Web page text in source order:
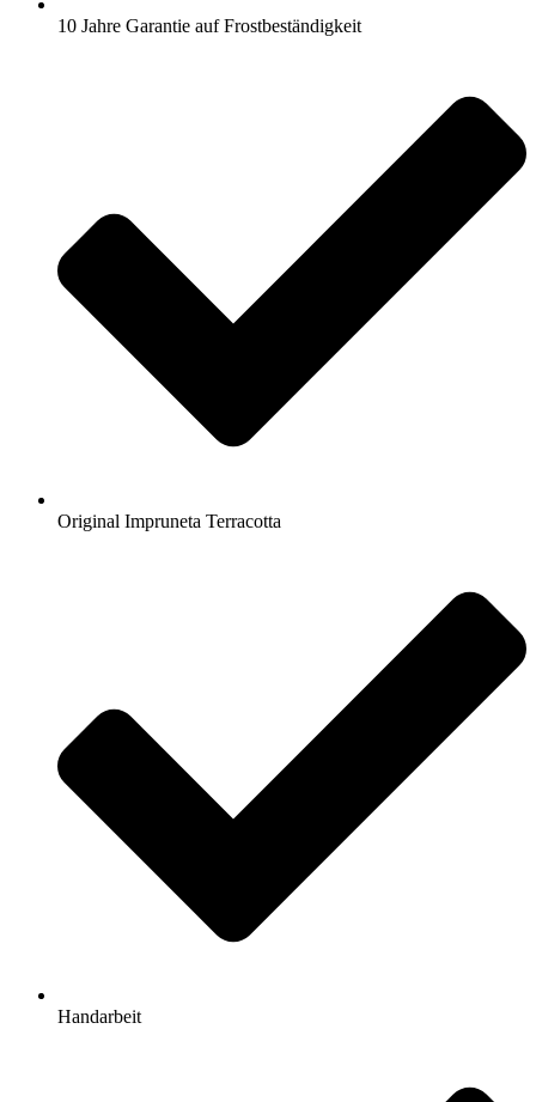
10 Jahre Garantie auf Frostbeständigkeit
Original Impruneta Terracotta
Handarbeit